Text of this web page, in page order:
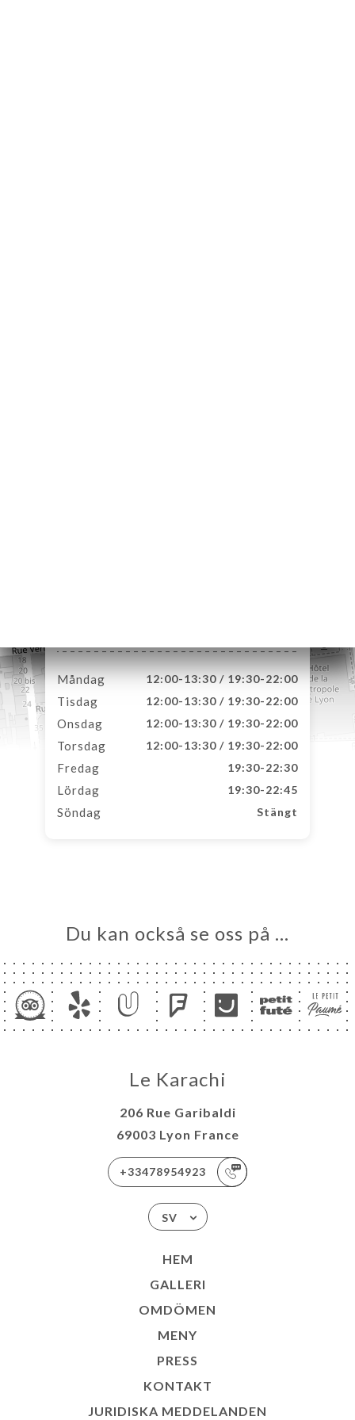
Måndag 12:00-13:30 / 19:30-22:00
Tisdag 12:00-13:30 / 19:30-22:00
Onsdag 12:00-13:30 / 19:30-22:00
Torsdag 12:00-13:30 / 19:30-22:00
Fredag 19:30-22:30
Lördag 19:30-22:45
Söndag Stängt
Du kan också se oss på …
Le Karachi
206 Rue Garibaldi
69003 Lyon France
+33478954923
SV
HEM
GALLERI
OMDÖMEN
MENY
PRESS
KONTAKT
JURIDISKA MEDDELANDEN